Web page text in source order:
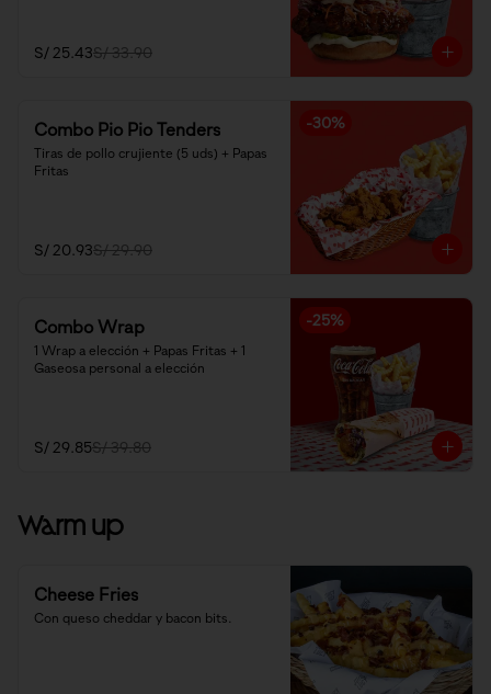
S/ 25.43S/ 33.90
-30%
Combo Pio Pio Tenders
Tiras de pollo crujiente (5 uds) + Papas
Fritas
S/ 20.93S/ 29.90
-25%
Combo Wrap
1 Wrap a elección + Papas Fritas + 1
Gaseosa personal a elección
S/ 29.85S/ 39.80
Warm up
Cheese Fries
Con queso cheddar y bacon bits.